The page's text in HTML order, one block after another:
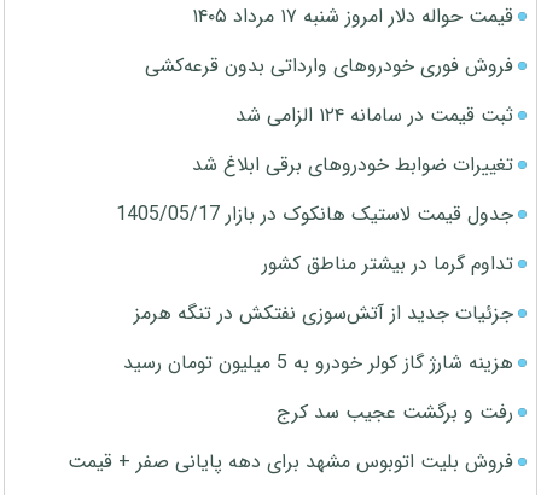
قیمت حواله دلار امروز شنبه ۱۷ مرداد ۱۴۰۵
فروش فوری خودروهای وارداتی بدون قرعه‌کشی
ثبت قیمت در سامانه ۱۲۴ الزامی شد
تغییرات ضوابط خودروهای برقی ابلاغ شد
جدول قیمت لاستیک هانکوک در بازار 1405/05/17
تداوم گرما در بیشتر مناطق کشور
جزئیات جدید از آتش‌سوزی نفتکش در تنگه هرمز
هزینه شارژ گاز کولر خودرو به 5 میلیون تومان رسید
رفت و برگشت عجیب سد کرج
فروش بلیت اتوبوس مشهد برای دهه پایانی صفر + قیمت